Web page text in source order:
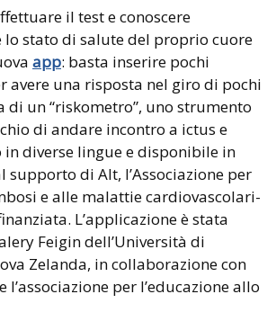
il test e conoscere
lo stato di salute del proprio cuore
app: basta inserire pochi
avere una risposta nel giro di pochi
di un “riskometro”, uno strumento
di andare incontro a ictus e
diverse lingue e disponibile in
supporto di Alt, l’Associazione per
e alle malattie cardiovascolari-
L’applicazione è stata
Feigin dell’Università di
Zelanda, in collaborazione con
l’associazione per l’educazione allo